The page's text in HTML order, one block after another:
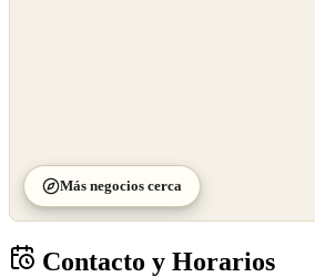
Más negocios cerca
Contacto y Horarios